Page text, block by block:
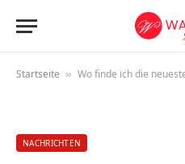
Startseite » Wo finde ich die neuesten
NACHRICHTEN